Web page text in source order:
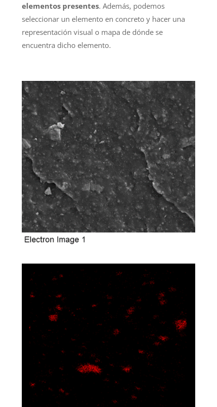
elementos presentes. Además, podemos
seleccionar un elemento en concreto y hacer una
representación visual o mapa de dónde se
encuentra dicho elemento.